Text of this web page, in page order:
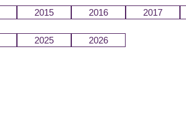
2015 2016 2017
2025 2026